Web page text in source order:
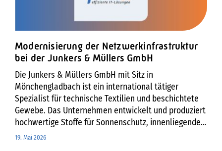
Modernisierung der Netzwerkinfrastruktur
bei der ​Junkers & Müllers GmbH
Die Junkers & Müllers GmbH mit Sitz in
Mönchengladbach ist ein international tätiger
Spezialist für technische Textilien und beschichtete
Gewebe. Das Unternehmen entwickelt und produziert
hochwertige Stoffe für Sonnenschutz, innenliegenden
Sicht- und Blendschutz, Akustiklösungen sowie textile
19. Mai 2026